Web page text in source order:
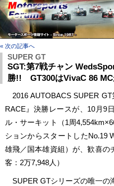
« 次の記事へ
SUPER GT
SGT:第7戦チャン
勝!! GT300はVivaC 86 MC
2016 AUTOBACS SUPER
RACE』決勝レースが、10月9
ル・サーキット（1周
ションからスタートしたNo.19
雄飛／国本雄資組）が、歓喜の
客：2万7,948人）
SUPER GTシリーズの唯一の